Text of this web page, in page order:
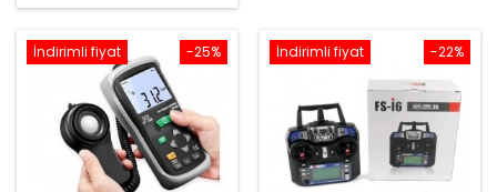
-25%
İndirimli fiyat -22%
İndirimli fiyat